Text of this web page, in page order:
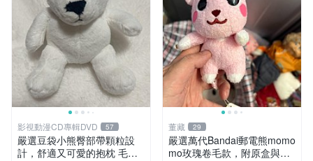
影視動漫CD專輯DVD 57
嚴選豆袋小熊臀部帶顆粒設
計，舒適又可愛的抱枕 毛絨
董藏 29
嚴選萬代Bandai郵電熊momo
mo玫瑰卷毛款，附原盒與吊